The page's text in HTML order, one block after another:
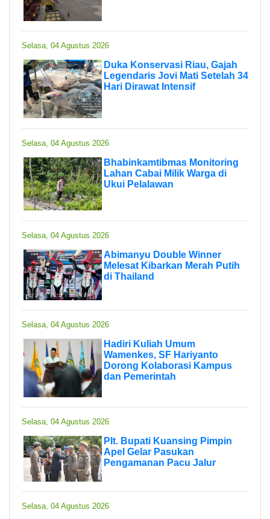
Selasa, 04 Agustus 2026
Duka Konservasi Riau, Gajah
Legendaris Jovi Mati Setelah 34
Hari Dirawat Intensif
Selasa, 04 Agustus 2026
Bhabinkamtibmas Monitoring
Lahan Cabai Milik Warga di
Ukui Pelalawan
Selasa, 04 Agustus 2026
Abimanyu Double Winner
Melesat Kibarkan Merah Putih
di Thailand
Selasa, 04 Agustus 2026
Hadiri Kuliah Umum
Wamenkes, SF Hariyanto
Dorong Kolaborasi Kampus
dan Pemerintah
Selasa, 04 Agustus 2026
Plt. Bupati Kuansing Pimpin
Apel Gelar Pasukan
Pengamanan Pacu Jalur
Selasa, 04 Agustus 2026